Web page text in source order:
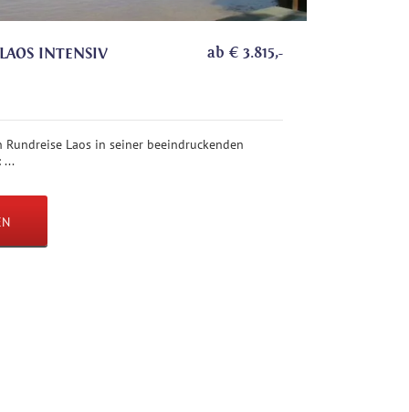
INTENSIV ab € 3.815,-
Laos in seiner beeindruckenden
...